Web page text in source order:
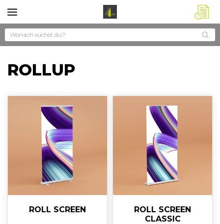
?
ROLLUP
ROLL SCREEN
ROLL SCREEN
CLASSIC